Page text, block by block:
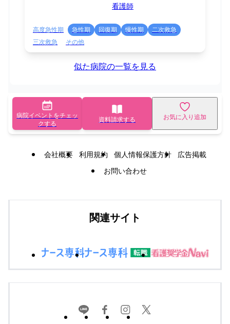
看護師
高度急性期 急性期 回復期 慢性期
二次救急
三次救急
その他
似た病院の一覧を見る
病院イベントをチェッ
クする
資料請求する お気に入り追加
会社概要 利用規約 個人情報保護方針
広告掲載
お問い合わせ
関連サイト